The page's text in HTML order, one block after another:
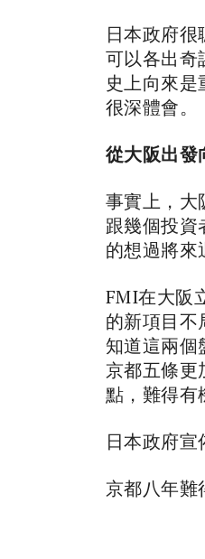
日本政府
可以各出奇
史上向來
很深體會。
從大阪出發
事實上，大
跟幾個投
的想過將來
FMI在大阪
的新項目
知道這兩
京都五條
點，難得有
日本政府宣
京都八年難